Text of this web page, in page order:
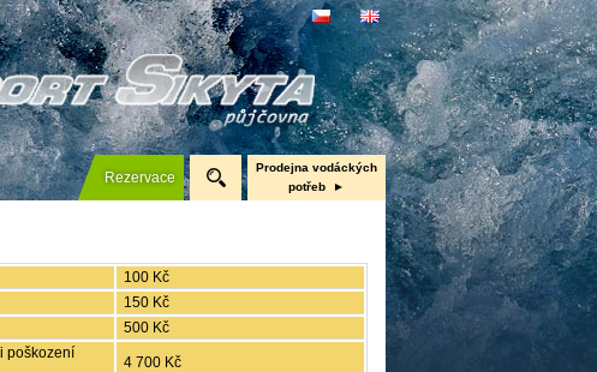
Rezervace
Prodejna vodáckých
potřeb
Kanoe a kajaky
100 Kč
150 Kč
500 Kč
poškození
4 700 Kč